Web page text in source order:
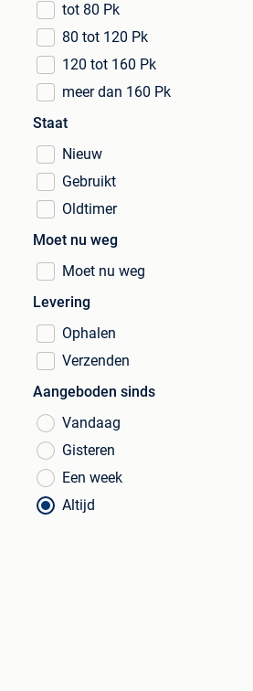
tot 80 Pk
80 tot 120 Pk
120 tot 160 Pk
meer dan 160 Pk
Staat
Nieuw
Gebruikt
Oldtimer
Moet nu weg
Moet nu weg
Levering
Ophalen
Verzenden
Aangeboden sinds
Vandaag
Gisteren
Een week
Altijd